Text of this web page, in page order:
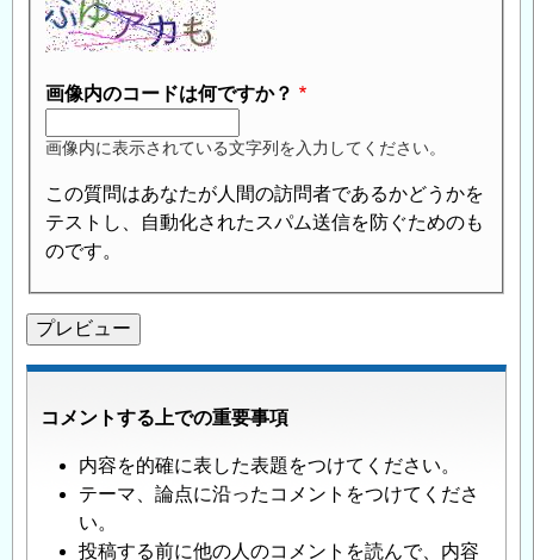
画像内のコードは何ですか？
画像内に表示されている文字列を入力してください。
この質問はあなたが人間の訪問者であるかどうかを
テストし、自動化されたスパム送信を防ぐためのも
のです。
コメントする上での重要事項
内容を的確に表した表題をつけてください。
テーマ、論点に沿ったコメントをつけてくださ
い。
投稿する前に他の人のコメントを読んで、内容